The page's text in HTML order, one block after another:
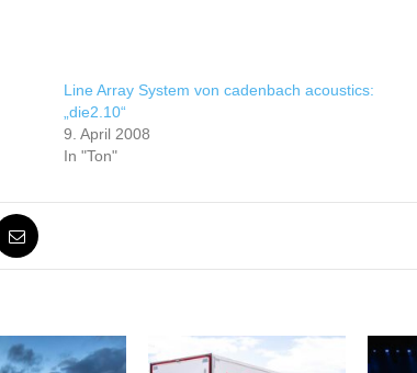
Line Array System von cadenbach acoustics:
„die2.10“
9. April 2008
In "Ton"